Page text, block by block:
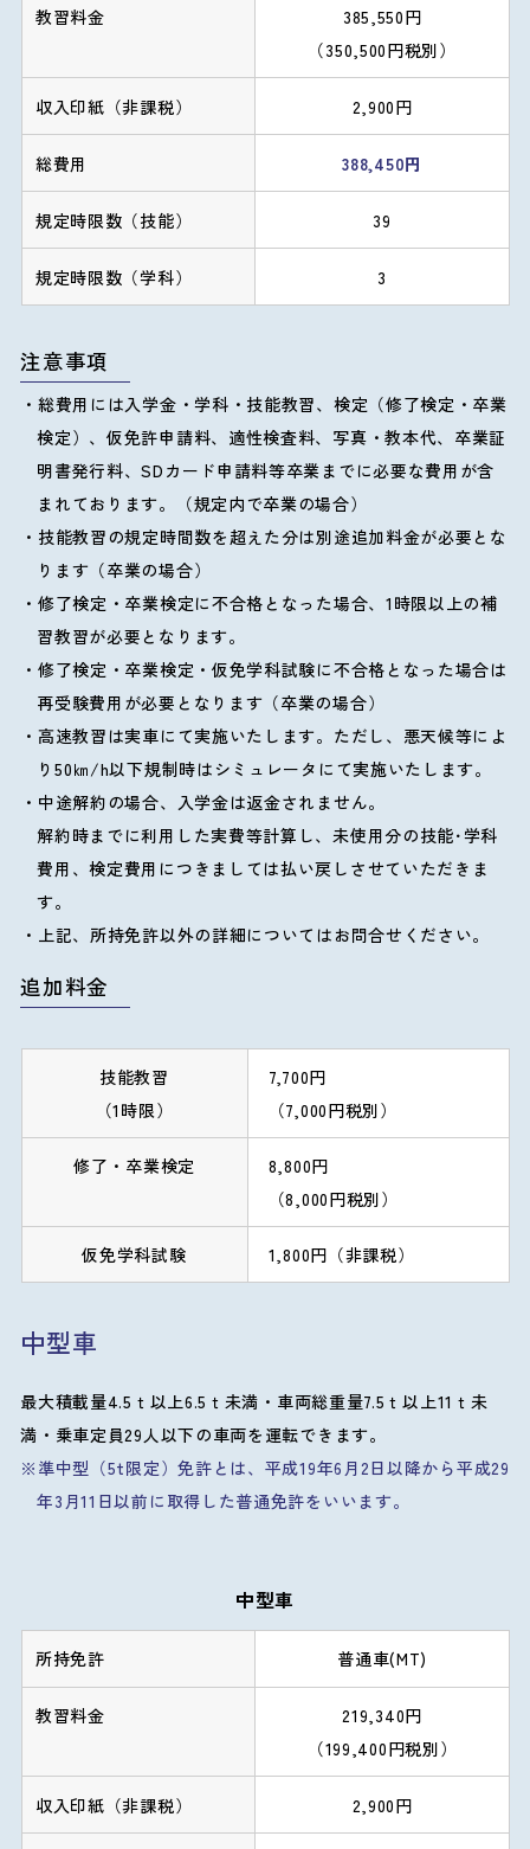
385,550円
（350,500円税別）
2,900円
388,450円
39
3
注意事項
総費用には入学金・学科・技能教習、検定（修了検定・卒業
検定）、仮免許申請料、適性検査料、写真・教本代、卒業証
明書発行料、SDカード申請料等卒業までに必要な費用が含
まれております。（規定内で卒業の場合）
技能教習の規定時間数を超えた分は別途追加料金が必要とな
ります（卒業の場合）
修了検定・卒業検定に不合格となった場合、1時限以上の補
習教習が必要となります。
修了検定・卒業検定・仮免学科試験に不合格となった場合は
再受験費用が必要となります（卒業の場合）
高速教習は実車にて実施いたします。ただし、悪天候等によ
り50㎞/h以下規制時はシミュレータにて実施いたします。
中途解約の場合、入学金は返金されません。
解約時までに利用した実費等計算し、未使用分の技能･学科
費用、検定費用につきましては払い戻しさせていただきま
す。
上記、所持免許以外の詳細についてはお問合せください。
追加料金
技能教習
（1時限）
7,700円
（7,000円税別）
修了・卒業検定
8,800円
（8,000円税別）
仮免学科試験 1,800円（非課税）
中型車
最大積載量4.5ｔ以上6.5ｔ未満・車両総重量7.5ｔ以上11ｔ未
満・乗車定員29人以下の車両を運転できます。
準中型（5t限定）免許とは、平成19年6月2日以降から平成29
年3月11日以前に取得した普通免許をいいます。
中型車
普通車(MT)
219,340円
（199,400円税別）
2,900円